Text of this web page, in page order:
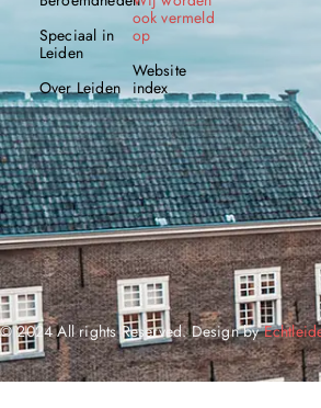
Speciaal in
Leiden
Over Leiden
ook vermeld
op
Website
index
© 2024 All rights Reserved. Design by